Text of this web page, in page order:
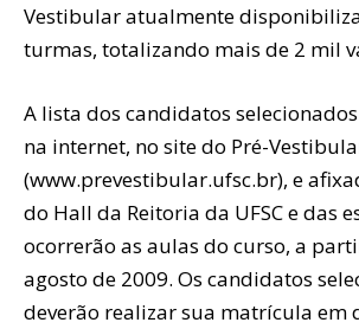
Vestibular atualmente
turmas, totalizando mais de 2 mil
A lista dos candidatos
na internet, no site do Pré-
(www.prevestibular.ufsc.br), e
do Hall da Reitoria da UFSC e das
ocorrerão as aulas do curso, a
agosto de 2009. Os candidatos
deverão realizar sua matrícula em